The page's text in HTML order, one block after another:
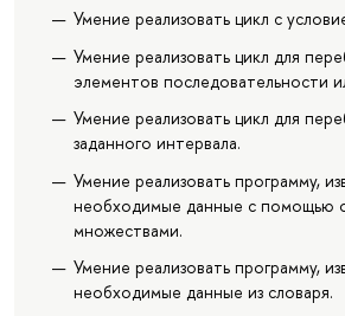
Умение реализовать цикл с
Умение реализовать цикл для
элементов последовательности
Умение реализовать цикл для
заданного интервала.
Умение реализовать программу,
необходимые данные с помощью
множествами.
Умение реализовать программу,
необходимые данные из словаря.